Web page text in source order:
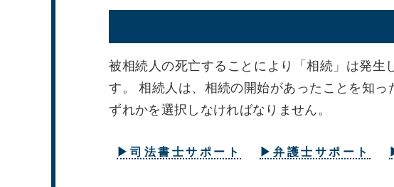
被相続人の死亡することにより「相続」は発生
す。 相続人は、相続の開始があったことを知
ずれかを選択しなければなりません。
▶司法書士サポート ▶弁護士サポート